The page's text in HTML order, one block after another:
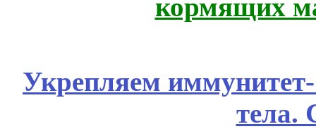
кормящих
Укрепляем
тела.